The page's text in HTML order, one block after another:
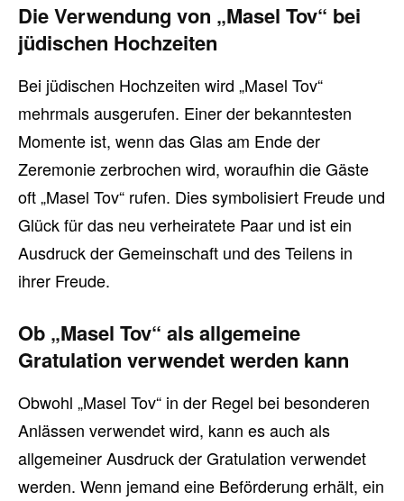
Die Verwendung von „Masel Tov“ bei
jüdischen Hochzeiten
Bei jüdischen Hochzeiten wird „Masel Tov“
mehrmals ausgerufen. Einer der bekanntesten
Momente ist, wenn das Glas am Ende der
Zeremonie zerbrochen wird, woraufhin die Gäste
oft „Masel Tov“ rufen. Dies symbolisiert Freude und
Glück für das neu verheiratete Paar und ist ein
Ausdruck der Gemeinschaft und des Teilens in
ihrer Freude.
Ob „Masel Tov“ als allgemeine
Gratulation verwendet werden kann
Obwohl „Masel Tov“ in der Regel bei besonderen
Anlässen verwendet wird, kann es auch als
allgemeiner Ausdruck der Gratulation verwendet
werden. Wenn jemand eine Beförderung erhält, ein